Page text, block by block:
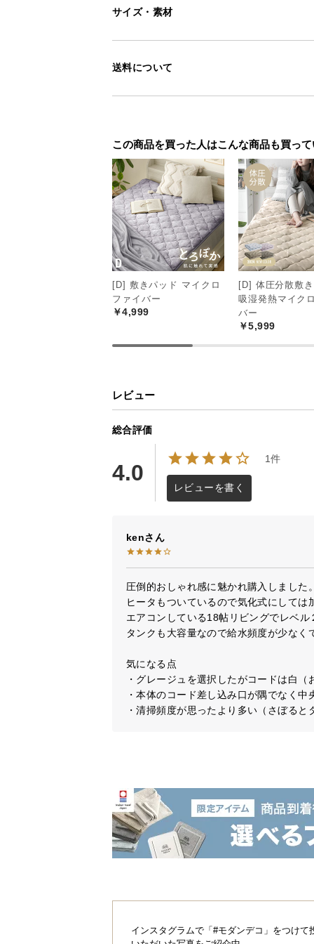
サイズ・素材
送料について
この商品を買った人はこんな商品も買っ
[D] 敷きパッド マイクロ
ファイバー
￥4,999
[D] 体圧分散敷
吸湿発熱マイク
バー
￥5,999
レビュー
総合評価
4.0
1件
レビューを書く
ken
圧倒的おしゃれ感に魅かれ購入しました
ヒータもついているので気化式にして
エアコンしている18帖リビングでレベ
タンクも大容量なので給水頻度が少なく
気になる点
・グレージュを選択したがコードは白（
・本体のコード差し込み口が隅でなく中
・清掃頻度が思ったより多い（さぼる
インスタグラムで「#モダンデコ」をつけて